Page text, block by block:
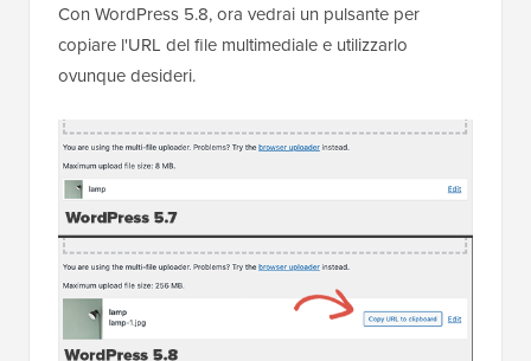
Con WordPress 5.8, ora vedrai un pulsante per
copiare l'URL del file multimediale e utilizzarlo
ovunque desideri.